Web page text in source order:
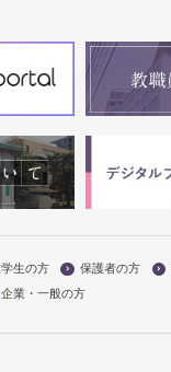
生の方 保護者の方
企業・一般の方